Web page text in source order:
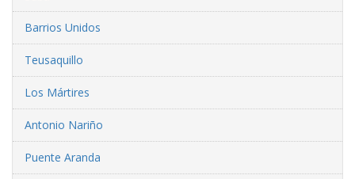
Barrios Unidos
Teusaquillo
Los Mártires
Antonio Nariño
Puente Aranda